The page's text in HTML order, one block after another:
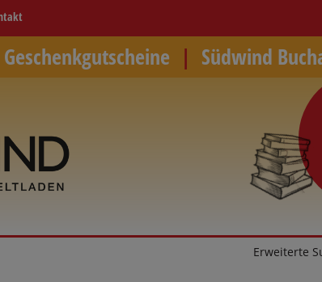
Geschenkgutscheine Südwind
Erweiterte